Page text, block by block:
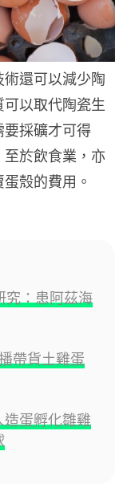
還可以減少陶
以取代陶瓷生
採礦才可得
於飲食業，亦
殼的費用。
究：患阿茲海
帶貨土雞蛋
蛋孵化雛雞